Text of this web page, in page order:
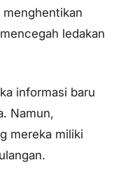
ledakan
informasi baru
Namun,
mereka miliki